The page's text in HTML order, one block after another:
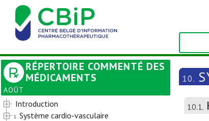
RÉPERTOIRE COMMENTÉ DES
MÉDICAMENTS
AOÛT
Introduction
1. Système cardio-vasculaire
10.
10.1.